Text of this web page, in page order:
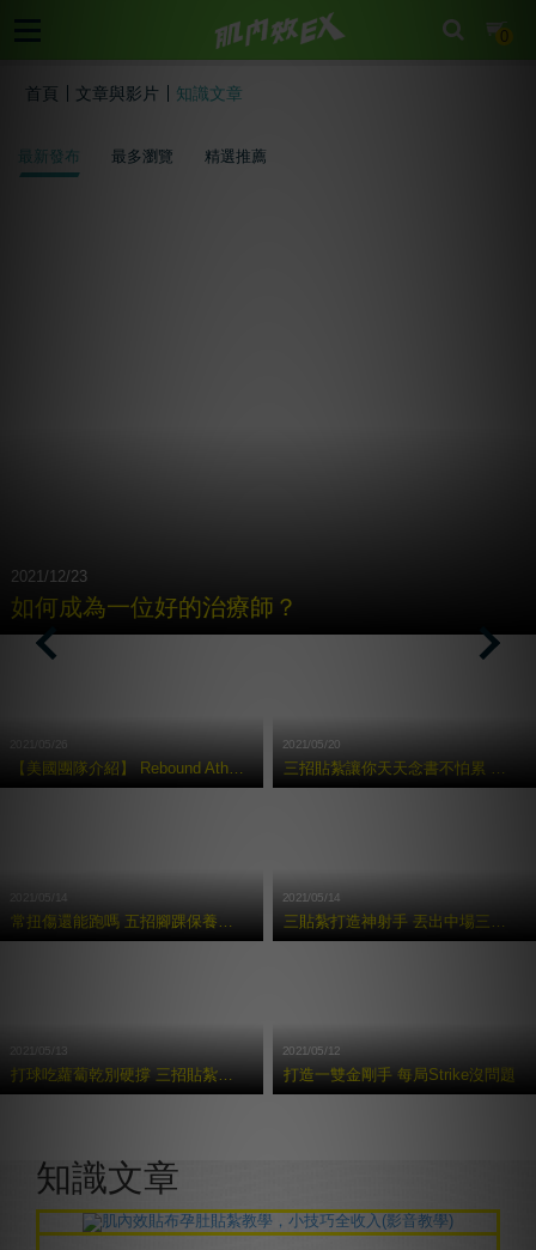
0
首頁 文章與影片 知識文章
最新發布 最多瀏覽 精選推薦
2021/12/23
如何成為⼀位好的治療師？
【美國團隊介紹】 Rebound Athletic 運動復健訓練中心
2021/05/20
三招貼紮讓你天天念書不怕累 考試都拿100 分
常扭傷還能跑嗎 五招腳踝保養術讓你享受奔馳快感
2021/05/14
三貼紮打造神射手 丟出中場三分球
打球吃蘿蔔乾別硬撐 三招貼紮避免二度傷害
2021/05/12
打造一雙金剛手 每局Strike沒問題
知識文章